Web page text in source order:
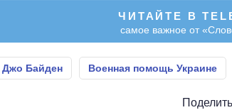
ЧИТАЙТЕ В
самое важное от
Джо Байден Военная помощь Украине